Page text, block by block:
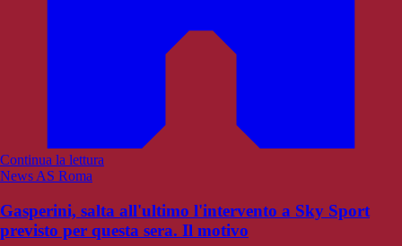
Continua la lettura
News AS Roma
Gasperini, salta all'ultimo l'intervento a Sky Sport
previsto per questa sera. Il motivo